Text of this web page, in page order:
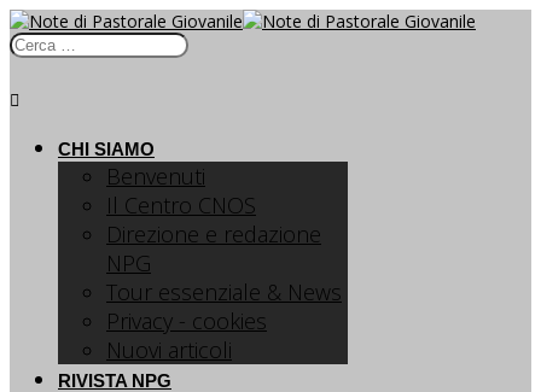
CHI SIAMO
Benvenuti
Il Centro CNOS
Direzione e redazione
NPG
Tour essenziale & News
Privacy - cookies
Nuovi articoli
RIVISTA NPG